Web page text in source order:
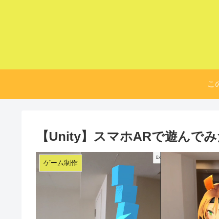
こ
【Unity】スマホARで遊んで
ゲーム制作